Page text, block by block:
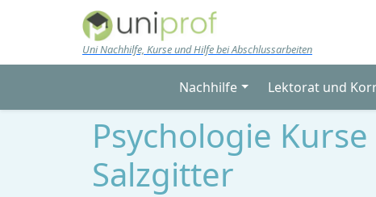
Skip to main content
Uni Nachhilfe, Kurse und Hilfe bei Abschlussarbeiten
Nachhilfe Lektorat und
Psychologie
Salzgitter